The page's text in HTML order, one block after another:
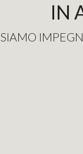
IN
SIAMO